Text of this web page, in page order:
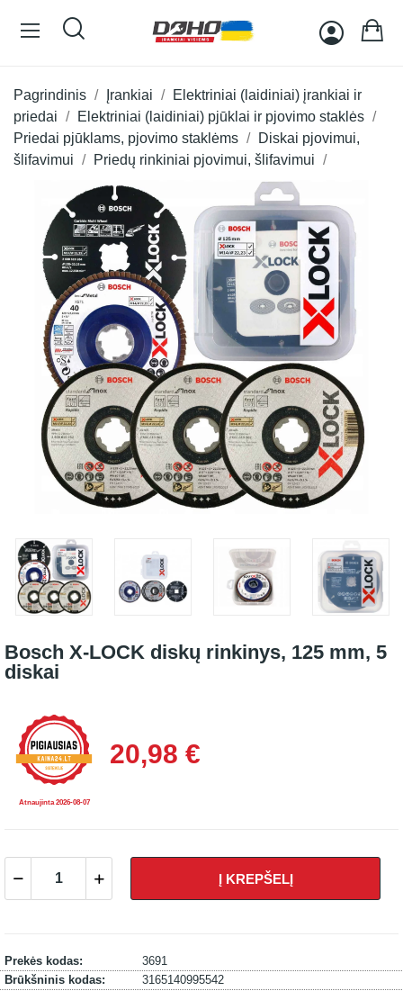
Pagrindinis Įrankiai
Elektriniai (laidiniai) įrankiai ir
priedai
Elektriniai (laidiniai) pjūklai ir pjovimo staklės
Priedai pjūklams, pjovimo staklėms
Diskai pjovimui,
šlifavimui
Priedų rinkiniai pjovimui, šlifavimui
Bosch X-LOCK diskų rinkinys, 125 mm, 5
diskai
20,98 €
Atnaujinta 2026-08-07
Į KREPŠELĮ
Prekės kodas:
3691
Brūkšninis kodas:
3165140995542